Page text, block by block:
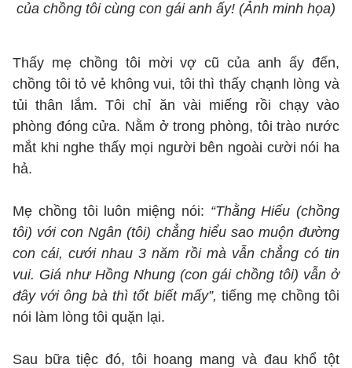
của chồng tôi cùng con gái anh ấy! (Ảnh minh họa)
Thấy mẹ chồng tôi mời vợ cũ của anh ấy đến,
chồng tôi tỏ vẻ không vui, tôi thì thấy chạnh lòng và
tủi thân lắm. Tôi chỉ ăn vài miếng rồi chạy vào
phòng đóng cửa. Nằm ở trong phòng, tôi trào nước
mắt khi nghe thấy mọi người bên ngoài cười nói ha
hả.
Mẹ chồng tôi luôn miệng nói: “Thằng Hiếu (chồng
tôi) với con Ngân (tôi) chẳng hiểu sao muộn đường
con cái, cưới nhau 3 năm rồi mà vẫn chẳng có tin
vui. Giá như Hồng Nhung (con gái chồng tôi) vẫn ở
đây với ông bà thì tốt biết mấy”, tiếng mẹ chồng tôi
nói làm lòng tôi quặn lại.
Sau bữa tiệc đó, tôi hoang mang và đau khổ tột